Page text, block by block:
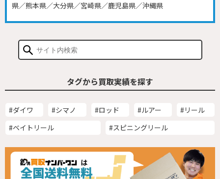
県／熊本県／大分県／宮崎県／鹿児島県／沖縄県
タグから買取実績を探す
#ダイワ #シマノ #ロッド #ルアー
#リール
#ベイトリール
#スピニングリール